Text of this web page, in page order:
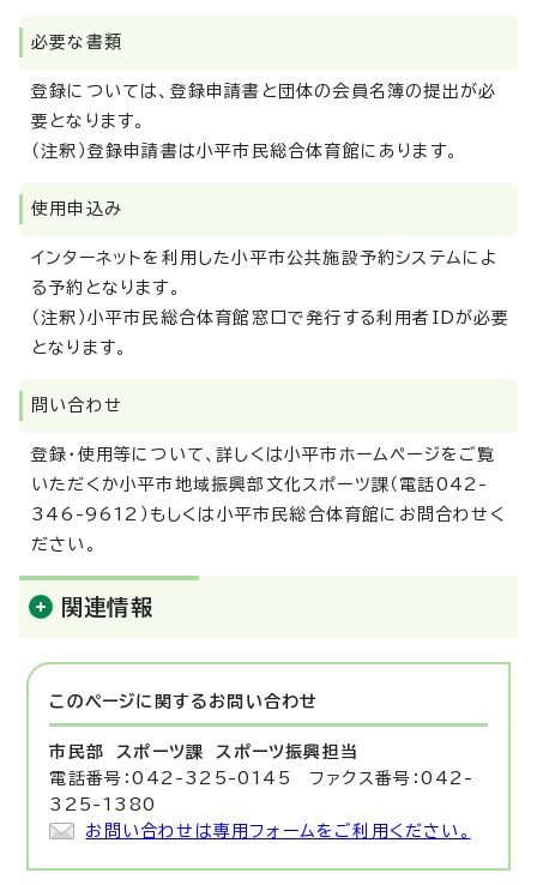
必要な書類
登録については、登録申請書と団体の会員名簿の提出が必
要となります。
（注釈）登録申請書は小平市民総合体育館にあります。
使用申込み
インターネットを利用した小平市公共施設予約システムによ
る予約となります。
（注釈）小平市民総合体育館窓口で発行する利用者IDが必要
となります。
問い合わせ
登録・使用等について、詳しくは小平市ホームページをご覧
いただくか小平市地域振興部文化スポーツ課（電話042-
346-9612）もしくは小平市民総合体育館にお問合わせく
ださい。
関連情報
このページに関する お問い合わせ
市民部 スポーツ課 スポーツ振興担当
電話番号：042-325-0145 ファクス番号：042-
325-1380
お問い合わせは専用フォームをご利用ください。